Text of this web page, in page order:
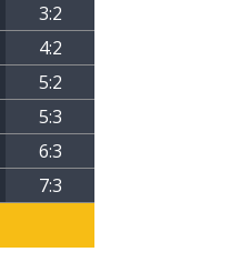
3:2
4:2
5:2
5:3
6:3
7:3